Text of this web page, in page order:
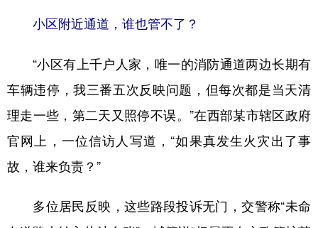
小区附近通道，谁也管不了？
“小区有上千户人家，唯一的消防通道两边长期有
车辆违停，我三番五次反映问题，但每次都是当天清
理走一些，第二天又照停不误。”在西部某市辖区政府
官网上，一位信访人写道，“如果真发生火灾出了事
故，谁来负责？”
多位居民反映，这些路段投诉无门，交警称“未命